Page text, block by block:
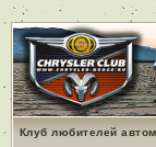
Клуб любителей